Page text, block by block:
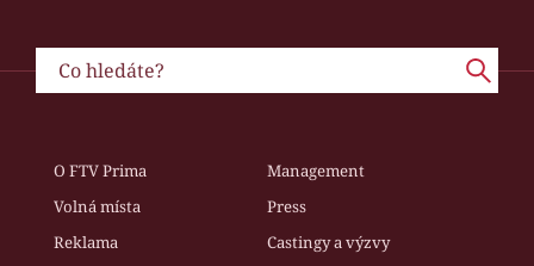
O FTV Prima
Management
Volná místa
Press
Reklama
Castingy a výzvy